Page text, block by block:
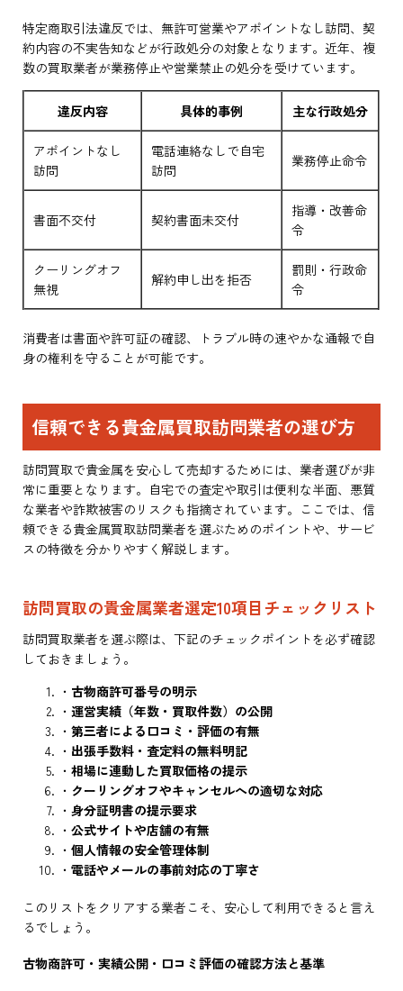
特定商取引法違反では、無許可営業やアポイントなし訪問、契
約内容の不実告知などが行政処分の対象となります。近年、複
数の買取業者が業務停止や営業禁止の処分を受けています。
違反内容 具体的事例 主な行政処分
アポイントなし
訪問
電話連絡なしで自宅
訪問
業務停止命令
書面不交付 契約書面未交付
指導・改善命
令
クーリングオフ
無視
解約申し出を拒否
罰則・行政命
令
消費者は書面や許可証の確認、トラブル時の速やかな通報で自
身の権利を守ることが可能です。
信頼できる貴金属買取訪問業者の選び方
訪問買取で貴金属を安心して売却するためには、業者選びが非
常に重要となります。自宅での査定や取引は便利な半面、悪質
な業者や詐欺被害のリスクも指摘されています。ここでは、信
頼できる貴金属買取訪問業者を選ぶためのポイントや、サービ
スの特徴を分かりやすく解説します。
訪問買取の貴金属業者選定10項目チェックリスト
訪問買取業者を選ぶ際は、下記のチェックポイントを必ず確認
しておきましょう。
・ 古物商許可番号の明示
・運営実績（年数・買取件数）の公開
・第三者による口コミ・評価の有無
・ 出張手数料・査定料の無料明記
・相場に連動した買取価格の提示
・ クーリングオフやキャンセルへの適切な対応
・身分証明書の提示要求
・公式サイトや店舗の有無
・個人情報の安全管理体制
・電話やメールの事前対応の丁寧さ
このリストをクリアする業者こそ、安心して利用できると言え
るでしょう。
古物商許可・実績公開・口コミ評価の確認方法と基準